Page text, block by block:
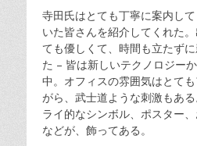
寺田氏はとても丁寧に案内し
いた皆さんを紹介してくれた
ても優しくて、時間も立たず
た – 皆は新しいテクノロジー
中。オフィスの雰囲気はとて
がら、武士道ような刺激もあ
ライ的なシンボル、ポスター
などが、飾ってある。